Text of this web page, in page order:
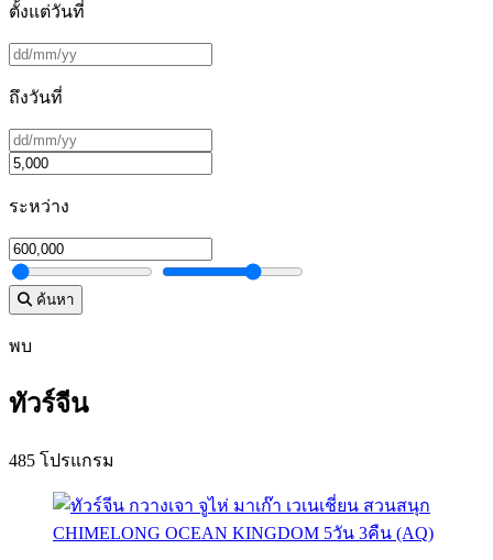
ตั้งแต่วันที่
ถึงวันที่
ระหว่าง
ค้นหา
พบ
ทัวร์จีน
485 โปรแกรม